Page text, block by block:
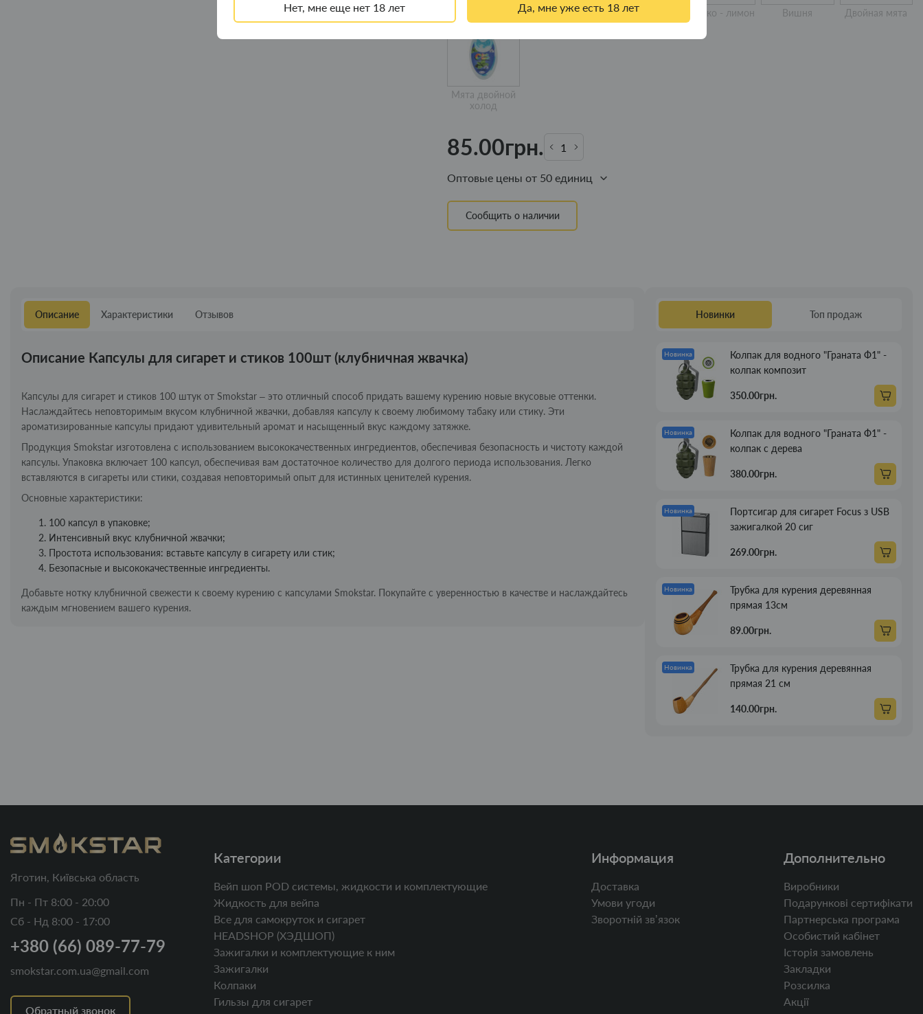
Нет, мне еще нет 18 лет Да, мне уже есть 18 лет
Арбуз - лед Арбуз Яблоко - лимон Вишня Двойная мята
Мята двойной
холод
85.00грн.
Оптовые цены от 50 единиц
Сообщить о наличии
Описание Характеристики Отзывов
Описание Капсулы для сигарет и стиков 100шт (клубничная жвачка)
Капсулы для сигарет и стиков 100 штук от Smokstar – это отличный способ придать вашему курению новые вкусовые оттенки.
Наслаждайтесь неповторимым вкусом клубничной жвачки, добавляя капсулу к своему любимому табаку или стику. Эти
ароматизированные капсулы придают удивительный аромат и насыщенный вкус каждому затяжке.
Продукция Smokstar изготовлена с использованием высококачественных ингредиентов, обеспечивая безопасность и чистоту каждой
капсулы. Упаковка включает 100 капсул, обеспечивая вам достаточное количество для долгого периода использования. Легко
вставляются в сигареты или стики, создавая неповторимый опыт для истинных ценителей курения.
Основные характеристики:
100 капсул в упаковке;
Интенсивный вкус клубничной жвачки;
Простота использования: вставьте капсулу в сигарету или стик;
Безопасные и высококачественные ингредиенты.
Добавьте нотку клубничной свежести к своему курению с капсулами Smokstar. Покупайте с уверенностью в качестве и наслаждайтесь
каждым мгновением вашего курения.
Новинки Топ продаж
Новинка
Колпак для водного "Граната Ф1" -
колпак композит
350.00грн.
Новинка
Колпак для водного "Граната Ф1" -
колпак с дерева
380.00грн.
Новинка
Портсигар для сигарет Focus з USB
зажигалкой 20 сиг
269.00грн.
Новинка
Трубка для курения деревянная
прямая 13см
89.00грн.
Новинка
Трубка для курения деревянная
прямая 21 см
140.00грн.
Яготин, Київська область
Пн - Пт 8:00 - 20:00
Сб - Нд 8:00 - 17:00
+380 (66) 089-77-79
smokstar.com.ua@gmail.com
Обратный звонок
Категории
Вейп шоп POD системы, жидкости и комплектующие
Жидкость для вейпа
Все для самокруток и сигарет
HEADSHOP (ХЭДШОП)
Зажигалки и комплектующие к ним
Зажигалки
Колпаки
Гильзы для сигарет
Информация
Доставка
Умови угоди
Зворотній звʼязок
Дополнительно
Виробники
Подарункові сертифікати
Партнерська програма
Особистий кабінет
Історія замовлень
Закладки
Розсилка
Акції